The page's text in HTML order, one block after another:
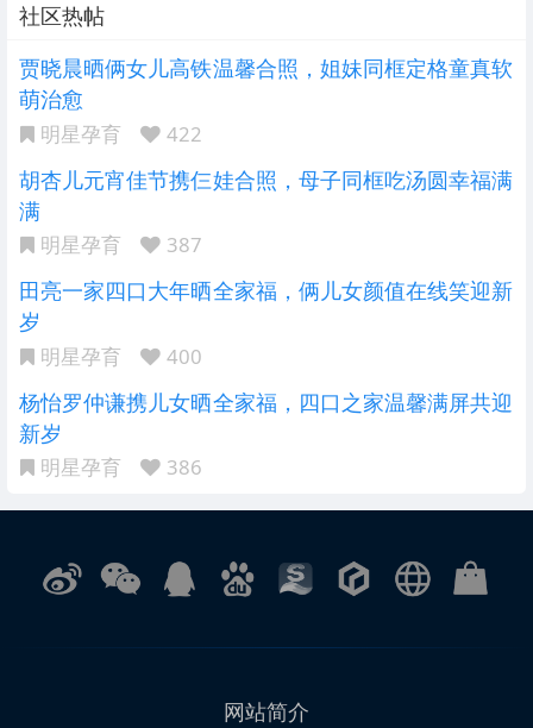
社区热帖
贾晓晨晒俩女儿高铁温馨合照，姐妹同框定格童真软
萌治愈
明星孕育 422
胡杏儿元宵佳节携仨娃合照，母子同框吃汤圆幸福满
满
明星孕育 387
田亮一家四口大年晒全家福，俩儿女颜值在线笑迎新
岁
明星孕育 400
杨怡罗仲谦携儿女晒全家福，四口之家温馨满屏共迎
新岁
明星孕育 386
网站简介